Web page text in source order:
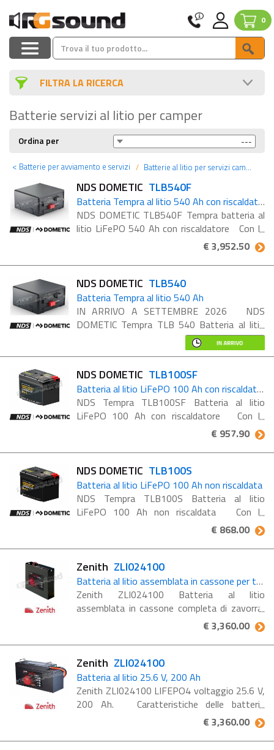
0
FILTRA LA RICERCA
Batterie servizi al litio per camper
Ordina per
< Batterie per avviamento e servizi Batterie al litio per servizi camper
NDS DOMETIC TLB540F
Batteria Tempra al litio 540 Ah con riscaldatore integrato
NDS DOMETIC TLB540F Tempra batteria al
litio LiFePO 540 Ah con riscaldatore Con la
Tempra TLB 540F potrete godere di un
comfort totale in viaggio: preparare il caffè,
asciugare ...
€ 3,952.50
NDS DOMETIC TLB540
Batteria Tempra al litio 540 Ah
IN ARRIVO A SETTEMBRE 2026 NDS
DOMETIC Tempra TLB 540 Batteria al litio
LiFePO 540 Ah Con la Tempra TLB 540
potrete godere di un comfort totale in
NDS DOMETIC TLB100SF
Batteria al litio LiFePO 100 Ah con riscaldatore
NDS Tempra TLB100SF Batteria al litio
LiFePO 100 Ah con riscaldatore Con la
batteria Tempra LiFePO4 potete aggiornare
in modo semplice ed efficiente il vostro
veicolo per il tempo ...
€ 957.90
NDS DOMETIC TLB100S
Batteria al litio LiFePO 100 Ah non riscaldata
NDS Tempra TLB100S Batteria al litio
LiFePO 100 Ah non riscaldata Con la
batteria Tempra LiFePO4 potete aggiornare
in modo semplice ed efficiente il vostro
veicolo per il tempo ...
€ 868.00
Zenith ZLI024100
Batteria al litio assemblata in cassone per transpallet e carrelli elevatori
Zenith ZLI024100 Batteria al litio
assemblata in cassone completa di zavorra,
per transpallet e carrelli elevatori. Voltaggio
25.6 V, Ah 200, KWh 5.12. Maintenance
free: non è necessaria ...
€ 3,360.00
Zenith ZLI024100
Batteria al litio 25.6 V, 200 Ah
Zenith ZLI024100 LIFEPO4 voltaggio 25.6 V,
200 Ah. Caratteristiche delle batterie
monoblocco al litio LiFePO4: Maintenance
free: non è necessaria alcuna attività di ...
€ 3,360.00